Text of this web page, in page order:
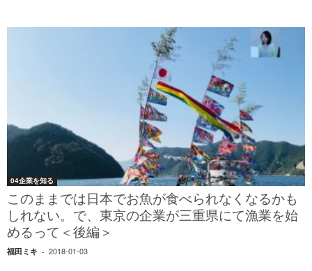
04企業を知る
このままでは日本でお魚が食べられなくなるかも
しれない。で、東京の企業が三重県にて漁業を始
めるって＜後編＞
福田ミキ - 2018-01-03